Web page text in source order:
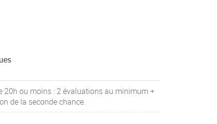
20h ou moins : 2 évaluations au minimum +
de la seconde chance.